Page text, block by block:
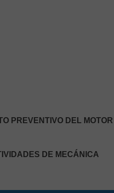
PREVENTIVO DEL MOTOR
DE MECÁNICA